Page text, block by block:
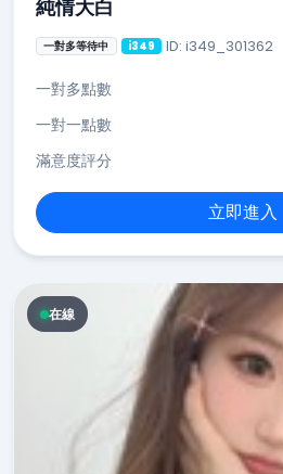
純情大白
一對多等待中 i349 ID: i349_301362
一對多點數
一對一點數
滿意度評分
立即進入
在線